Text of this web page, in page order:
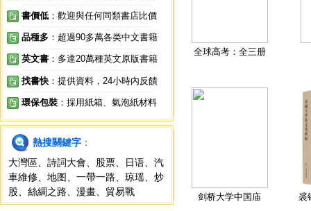
書價低 ：歡迎與任何同類書店比價
品種多 ：超過90多萬各类中文書籍
英文書 ：多達20萬種英文原版書籍
找書快 ：提供資料，24小時內反饋
環保包裝 ：採用紙箱、氣泡紙材料
熱搜關鍵字 ：
大灣區
詩詞大會 股票 日语
汽
車維修
地图 一帶一路 琼瑶
炒
股
絲綢之路 漫畫 貿易戰
全球高考：全三册
剑桥大学中国庙 裘